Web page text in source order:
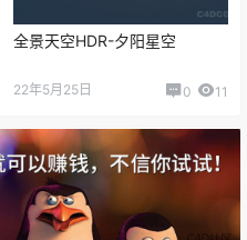
全景天空HDR-夕阳星空
22年5月25日 0 11